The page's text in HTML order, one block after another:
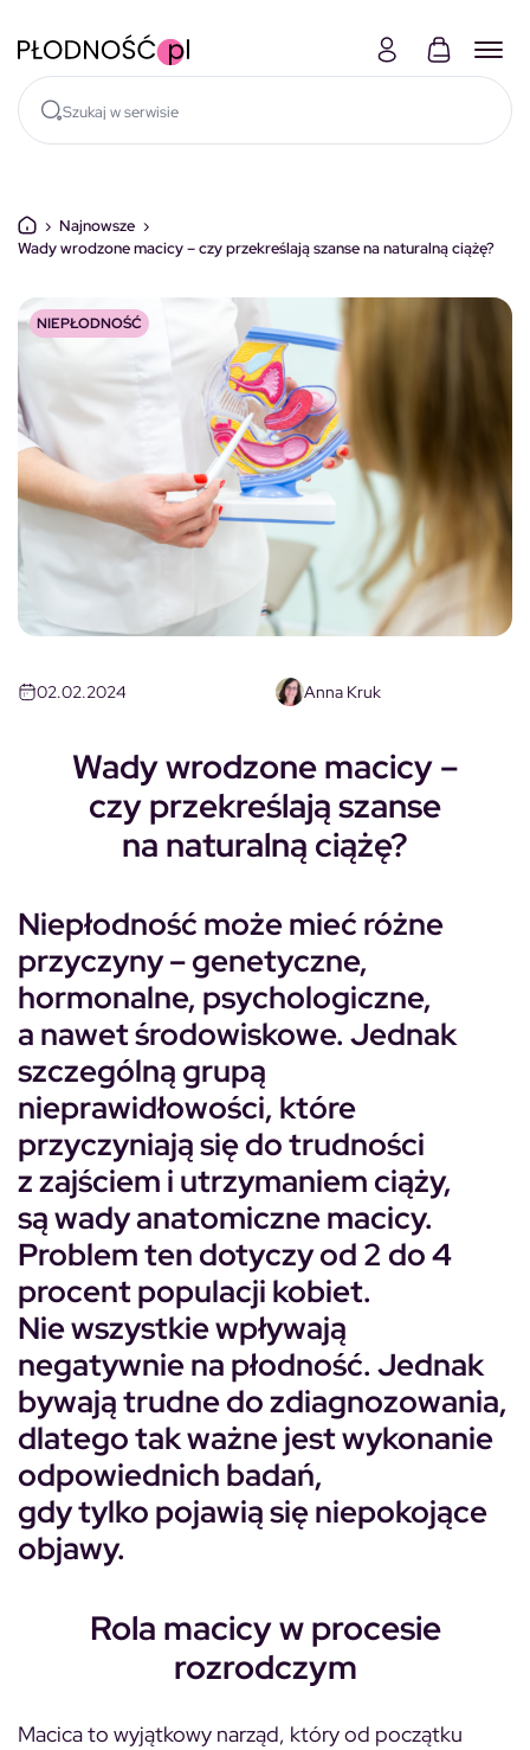
› Najnowsze ›
Wady wrodzone macicy – czy przekreślają szanse na naturalną ciążę?
NIEPŁODNOŚĆ
02.02.2024 Anna Kruk
Wady wrodzone macicy –
czy przekreślają szanse
na naturalną ciążę?
Niepłodność może mieć różne
przyczyny – genetyczne,
hormonalne, psychologiczne,
a nawet środowiskowe. Jednak
szczególną grupą
nieprawidłowości, które
przyczyniają się do trudności
z zajściem i utrzymaniem ciąży,
są wady anatomiczne macicy.
Problem ten dotyczy od 2 do 4
procent populacji kobiet.
Nie wszystkie wpływają
negatywnie na płodność. Jednak
bywają trudne do zdiagnozowania,
dlatego tak ważne jest wykonanie
odpowiednich badań,
gdy tylko pojawią się niepokojące
objawy.
Rola macicy w procesie
rozrodczym
Macica to wyjątkowy narząd, który od początku